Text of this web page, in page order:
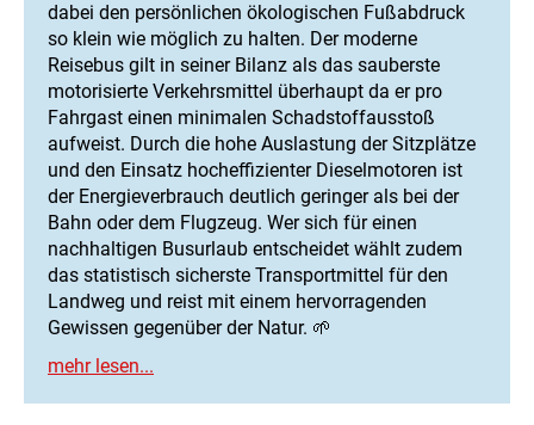
dabei den persönlichen ökologischen Fußabdruck
so klein wie möglich zu halten. Der moderne
Reisebus gilt in seiner Bilanz als das sauberste
motorisierte Verkehrsmittel überhaupt da er pro
Fahrgast einen minimalen Schadstoffausstoß
aufweist. Durch die hohe Auslastung der Sitzplätze
und den Einsatz hocheffizienter Dieselmotoren ist
der Energieverbrauch deutlich geringer als bei der
Bahn oder dem Flugzeug. Wer sich für einen
nachhaltigen Busurlaub entscheidet wählt zudem
das statistisch sicherste Transportmittel für den
Landweg und reist mit einem hervorragenden
Gewissen gegenüber der Natur. 🌱